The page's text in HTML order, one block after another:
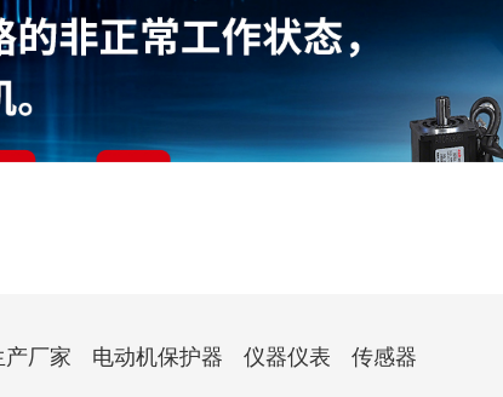
电气传动与控制 塑料机械行业
建筑机械行业
厂家 电动机保护器 仪器仪表 传感器